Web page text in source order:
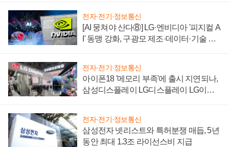
전자·전기·정보통신
[AI 뭉쳐야 산다⑧] LG·엔비디아 '피지컬 A
I' 동맹 강화, 구광모 제조·데이터·기술 결
전자·전기·정보통신
아이폰18 '메모리 부족'에 출시 지연되나,
삼성디스플레이 LG디스플레이 LG이노
전자·전기·정보통신
삼성전자 넷리스트와 특허분쟁 매듭, 5년
동안 최대 1.3조 라이선스비 지급